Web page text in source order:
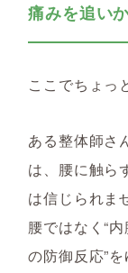
痛みを追い
ここでちょっ
ある整体師さ
は、腰に触ら
は信じられま
腰ではなく“
の防御反応”